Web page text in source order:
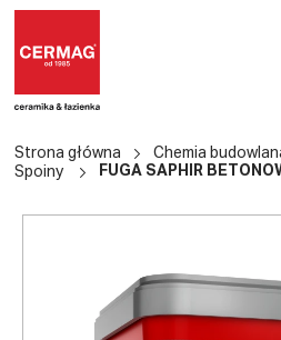
Strona główna Chemia
Spoiny
FUGA SAPHIR